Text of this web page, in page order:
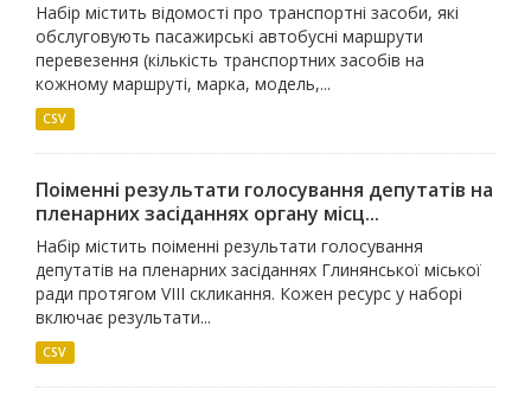
Набір містить відомості про транспортні засоби, які
обслуговують пасажирські автобусні маршрути
перевезення (кількість транспортних засобів на
кожному маршруті, марка, модель,...
CSV
Поіменні результати голосування депутатів на
пленарних засіданнях органу місц...
Набір містить поіменні результати голосування
депутатів на пленарних засіданнях Глинянської міської
ради протягом VIIІ скликання. Кожен ресурс у наборі
включає результати...
CSV